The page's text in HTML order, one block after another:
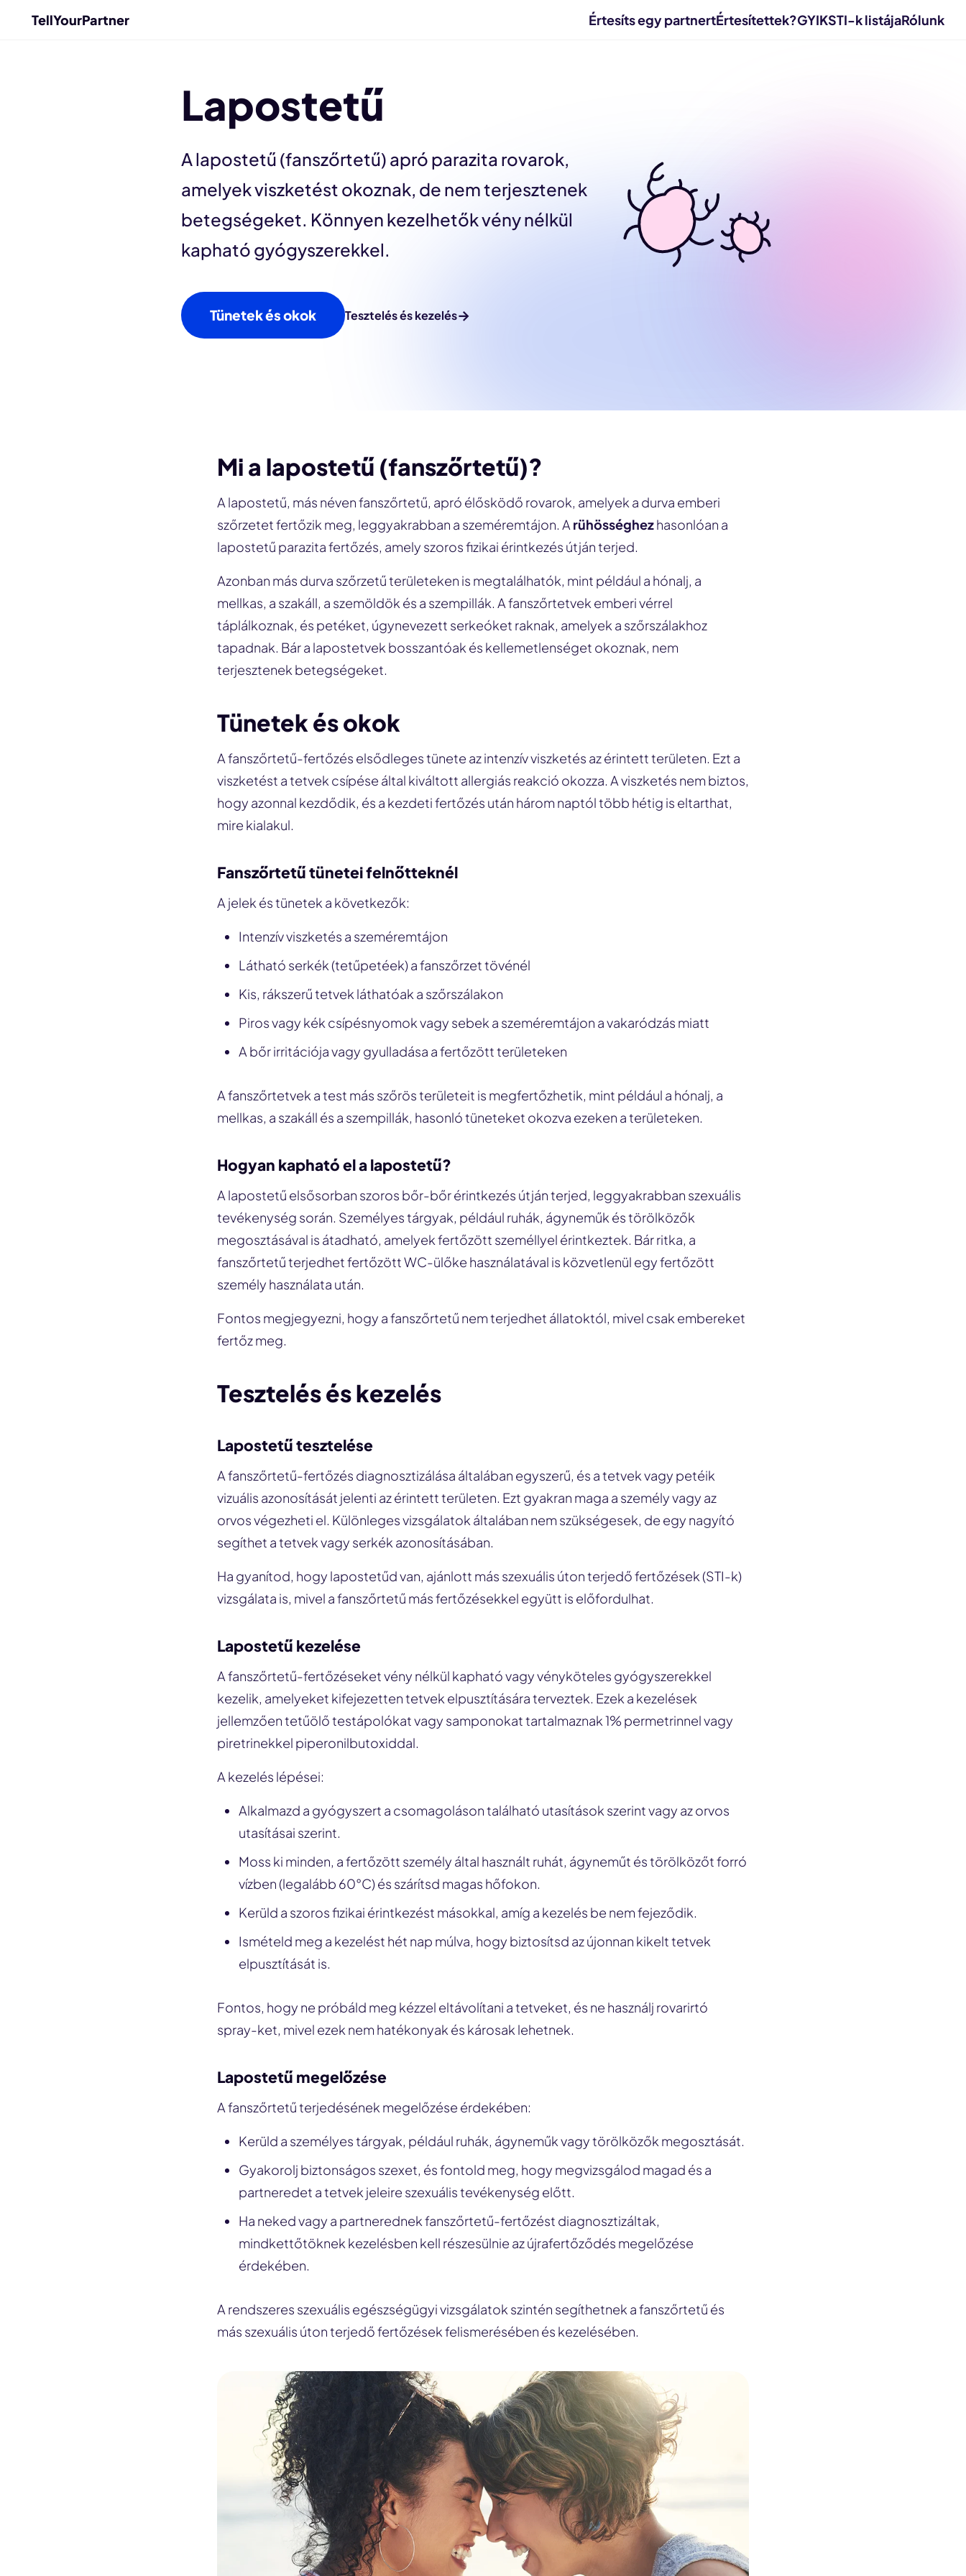
TellYourPartner Értesíts egy partnertÉrtesítettek?GYIKSTI-k listájaRólunk
Lapostetű
A lapostetű (fanszőrtetű) apró parazita rovarok,
amelyek viszketést okoznak, de nem terjesztenek
betegségeket. Könnyen kezelhetők vény nélkül
kapható gyógyszerekkel.
Tünetek és okok Tesztelés és kezelés→
Mi a lapostetű (fanszőrtetű)?
A lapostetű, más néven fanszőrtetű, apró élősködő rovarok, amelyek a durva emberi
szőrzetet fertőzik meg, leggyakrabban a szeméremtájon. A rühösséghezhasonlóan a
lapostetű parazita fertőzés, amely szoros fizikai érintkezés útján terjed.
Azonban más durva szőrzetű területeken is megtalálhatók, mint például a hónalj, a
mellkas, a szakáll, a szemöldök és a szempillák. A fanszőrtetvek emberi vérrel
táplálkoznak, és petéket, úgynevezett serkeóket raknak, amelyek a szőrszálakhoz
tapadnak. Bár a lapostetvek bosszantóak és kellemetlenséget okoznak, nem
terjesztenek betegségeket.
Tünetek és okok
A fanszőrtetű-fertőzés elsődleges tünete az intenzív viszketés az érintett területen. Ezt a
viszketést a tetvek csípése által kiváltott allergiás reakció okozza. A viszketés nem biztos,
hogy azonnal kezdődik, és a kezdeti fertőzés után három naptól több hétig is eltarthat,
mire kialakul.
Fanszőrtetű tünetei felnőtteknél
A jelek és tünetek a következők:
Intenzív viszketés a szeméremtájon
Látható serkék (tetűpetéek) a fanszőrzet tövénél
Kis, rákszerű tetvek láthatóak a szőrszálakon
Piros vagy kék csípésnyomok vagy sebek a szeméremtájon a vakaródzás miatt
A bőr irritációja vagy gyulladása a fertőzött területeken
A fanszőrtetvek a test más szőrös területeit is megfertőzhetik, mint például a hónalj, a
mellkas, a szakáll és a szempillák, hasonló tüneteket okozva ezeken a területeken.
Hogyan kapható el a lapostetű?
A lapostetű elsősorban szoros bőr-bőr érintkezés útján terjed, leggyakrabban szexuális
tevékenység során. Személyes tárgyak, például ruhák, ágyneműk és törölközők
megosztásával is átadható, amelyek fertőzött személlyel érintkeztek. Bár ritka, a
fanszőrtetű terjedhet fertőzött WC-ülőke használatával is közvetlenül egy fertőzött
személy használata után.
Fontos megjegyezni, hogy a fanszőrtetű nem terjedhet állatoktól, mivel csak embereket
fertőz meg.
Tesztelés és kezelés
Lapostetű tesztelése
A fanszőrtetű-fertőzés diagnosztizálása általában egyszerű, és a tetvek vagy petéik
vizuális azonosítását jelenti az érintett területen. Ezt gyakran maga a személy vagy az
orvos végezheti el. Különleges vizsgálatok általában nem szükségesek, de egy nagyító
segíthet a tetvek vagy serkék azonosításában.
Ha gyanítod, hogy lapostetűd van, ajánlott más szexuális úton terjedő fertőzések (STI-k)
vizsgálata is, mivel a fanszőrtetű más fertőzésekkel együtt is előfordulhat.
Lapostetű kezelése
A fanszőrtetű-fertőzéseket vény nélkül kapható vagy vényköteles gyógyszerekkel
kezelik, amelyeket kifejezetten tetvek elpusztítására terveztek. Ezek a kezelések
jellemzően tetűölő testápolókat vagy samponokat tartalmaznak 1% permetrinnel vagy
piretrinekkel piperonilbutoxiddal.
A kezelés lépései:
Alkalmazd a gyógyszert a csomagoláson található utasítások szerint vagy az orvos
utasításai szerint.
Moss ki minden, a fertőzött személy által használt ruhát, ágyneműt és törölközőt forró
vízben (legalább 60°C) és szárítsd magas hőfokon.
Kerüld a szoros fizikai érintkezést másokkal, amíg a kezelés be nem fejeződik.
Ismételd meg a kezelést hét nap múlva, hogy biztosítsd az újonnan kikelt tetvek
elpusztítását is.
Fontos, hogy ne próbáld meg kézzel eltávolítani a tetveket, és ne használj rovarirtó
spray-ket, mivel ezek nem hatékonyak és károsak lehetnek.
Lapostetű megelőzése
A fanszőrtetű terjedésének megelőzése érdekében:
Kerüld a személyes tárgyak, például ruhák, ágyneműk vagy törölközők megosztását.
Gyakorolj biztonságos szexet, és fontold meg, hogy megvizsgálod magad és a
partneredet a tetvek jeleire szexuális tevékenység előtt.
Ha neked vagy a partnerednek fanszőrtetű-fertőzést diagnosztizáltak,
mindkettőtöknek kezelésben kell részesülnie az újrafertőződés megelőzése
érdekében.
A rendszeres szexuális egészségügyi vizsgálatok szintén segíthetnek a fanszőrtetű és
más szexuális úton terjedő fertőzések felismerésében és kezelésében.